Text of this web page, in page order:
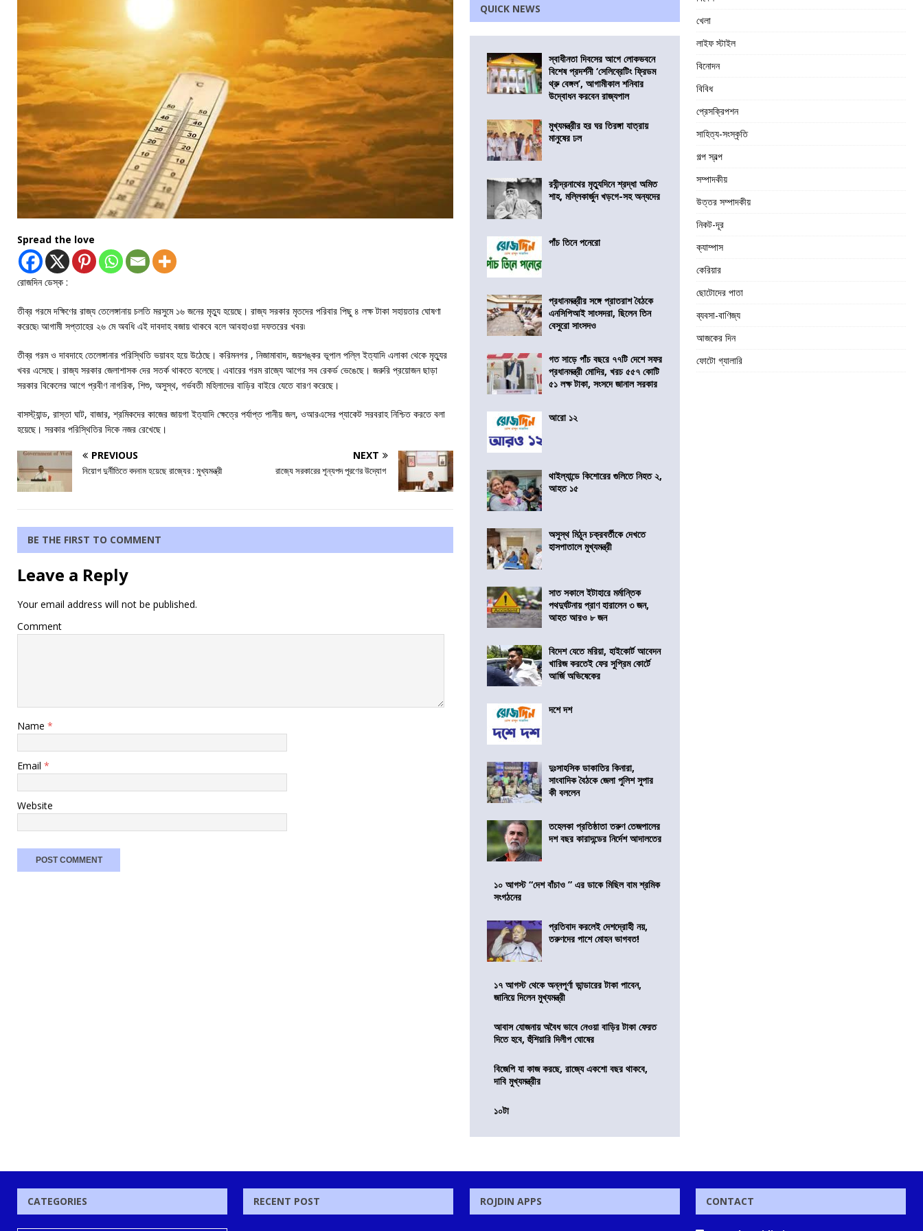
Spread the love
রোজদিন ডেস্ক :
তীব্র গরমে দক্ষিণের রাজ্য তেলেঙ্গানায় চলতি মরসুমে ১৬ জনের মৃত্যু হয়েছে। রাজ্য সরকার মৃতদের পরিবার পিছু ৪ লক্ষ টাকা সহায়তার ঘোষণা
করেছে৷ আগামী সপ্তাহের ২৬ মে অবধি এই দাবদাহ বজায় থাকবে বলে আবহাওয়া দফতরের খবর৷
তীব্র গরম ও দাবদাহে তেলেঙ্গানার পরিস্থিতি ভয়াবহ হয়ে উঠেছে। করিমনগর , নিজামাবাদ, জয়শঙ্কর ভূপাল পল্লি ইত্যাদি এলাকা থেকে মৃত্যুর
খবর এসেছে। রাজ্য সরকার জেলাশাসক দের সতর্ক থাকতে বলেছে। এবারের গরম রাজ্যে আগের সব রেকর্ড ভেঙেছে। জরুরি প্রয়োজন ছাড়া
সরকার বিকেলের আগে প্রবীণ নাগরিক, শিশু, অসুস্থ, গর্ভবতী মহিলাদের বাড়ির বাইরে যেতে বারণ করেছে।
বাসস্ট্যান্ড, রাস্তা ঘাট, বাজার, শ্রমিকদের কাজের জায়গা ইত্যাদি ক্ষেত্রে পর্যাপ্ত পানীয় জল, ওআরএসের প্যাকেট সরবরাহ নিশ্চিত করতে বলা
হয়েছে। সরকার পরিস্থিতির দিকে নজর রেখেছে।
PREVIOUS
নিয়োগ দুর্নীতিতে বদনাম হয়েছে রাজ্যের : মুখ্যমন্ত্রী
NEXT
রাজ্যে সরকারের শূন্যপদ পূরণের উদ্যোগ
BE THE FIRST TO COMMENT
Leave a Reply
Your email address will not be published.
Comment
Name *
Email *
Website
QUICK NEWS
স্বাধীনতা দিবসের আগে লোকভবনে
বিশেষ প্রদর্শনী ‘সেলিব্রেটিং ফ্রিডম
থ্রু বেঙ্গল’, আগামীকাল শনিবার
উদ্বোধন করবেন রাজ্যপাল
মুখ্যমন্ত্রীর হর ঘর তিরঙ্গা যাত্রায়
মানুষের ঢল
রবীন্দ্রনাথের মৃত্যুদিনে শ্রদ্ধা অমিত
শাহ, মল্লিকার্জুন খড়গে-সহ অন্যদের
পাঁচ তিনে পনেরো
প্রধানমন্ত্রীর সঙ্গে প্রাতরাশ বৈঠকে
এনসিপিআই সাংসদরা, ছিলেন তিন
বেসুরো সাংসদও
গত সাড়ে পাঁচ বছরে ৭৭টি দেশে সফর
প্রধানমন্ত্রী মোদির, খরচ ৫৫৭ কোটি
৫১ লক্ষ টাকা, সংসদে জানাল সরকার
আরো ১২
থাইল্যান্ডে কিশোরের গুলিতে নিহত ২,
আহত ১৫
অসুস্থ মিঠুন চক্রবর্তীকে দেখতে
হাসপাতালে মুখ্যমন্ত্রী
সাত সকালে ইটাহারে মর্মান্তিক
পথদুর্ঘটনায় প্রাণ হারালেন ৩ জন,
আহত আরও ৮ জন
বিদেশ যেতে মরিয়া, হাইকোর্ট আবেদন
খারিজ করতেই ফের সুপ্রিম কোর্টে
আর্জি অভিষেকের
দশে দশ
দুঃসাহসিক ডাকাতির কিনারা,
সাংবাদিক বৈঠকে জেলা পুলিশ সুপার
কী বললেন
তহেলকা প্রতিষ্ঠাতা তরুণ তেজপালের
দশ বছর কারাদন্ডের নির্দেশ আদালতের
১০ আগস্ট “দেশ বাঁচাও ” এর ডাকে মিছিল বাম শ্রমিক
সংগঠনের
প্রতিবাদ করলেই দেশদ্রোহী নয়,
তরুণদের পাশে মোহন ভাগবত!
১৭ আগস্ট থেকে অন্নপূর্ণা ভান্ডারের টাকা পাবেন,
জানিয়ে দিলেন মুখ্যমন্ত্রী
আবাস যোজনায় অবৈধ ভাবে নেওয়া বাড়ির টাকা ফেরত
দিতে হবে, হুঁশিয়ারি দিলীপ ঘোষের
বিজেপি যা কাজ করছে, রাজ্যে একশো বছর থাকবে,
দাবি মুখ্যমন্ত্রীর
১০টা
খেলা
লাইফ স্টাইল
বিনোদন
বিবিধ
প্রেসক্রিপশন
সাহিত্য-সংস্কৃতি
গল্প স্বল্প
সম্পাদকীয়
উত্তর সম্পাদকীয়
নিকট-দূর
ক্যাম্পাস
কেরিয়ার
ছোটোদের পাতা
ব্যবসা-বাণিজ্য
আজকের দিন
ফোটো গ্যালারি
CATEGORIES RECENT POST ROJDIN APPS CONTACT